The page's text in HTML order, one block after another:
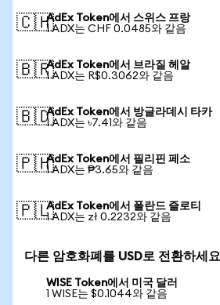
🇨🇭AdEx Token에서 스위스 프랑
1 ADX는 CHF 0.0485와 같음
🇧🇷AdEx Token에서 브라질 헤알
1 ADX는 R$0.3062와 같음
🇧🇩AdEx Token에서 방글라데시 타카
1 ADX는 ৳7.41와 같음
🇵🇭AdEx Token에서 필리핀 페소
1 ADX는 ₱3.65와 같음
🇵🇱AdEx Token에서 폴란드 즐로티
1 ADX는 zł 0.2232와 같음
다른 암호화폐를 USD로 전환하세요
WISE Token에서 미국 달러
1 WISE는 $0.1044와 같음